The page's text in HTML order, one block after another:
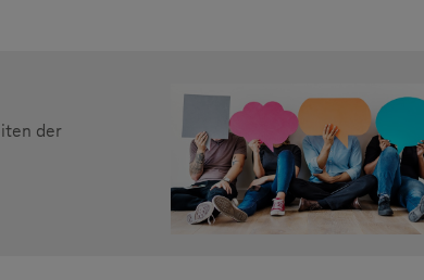
der